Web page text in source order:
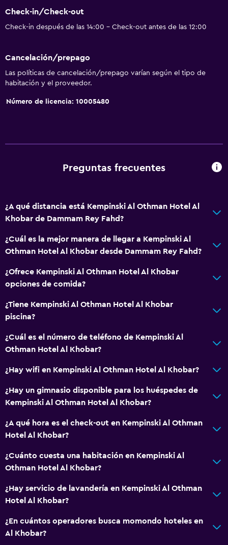
Check-in/Check-out
Check-in después de las 14:00 - Check-out antes de las 12:00
Cancelación/prepago
Las políticas de cancelación/prepago varían según el tipo de
habitación y el proveedor.
Número de licencia: 10005480
Preguntas frecuentes
¿A qué distancia está Kempinski Al Othman Hotel Al
Khobar de Dammam Rey Fahd?
¿Cuál es la mejor manera de llegar a Kempinski Al
Othman Hotel Al Khobar desde Dammam Rey Fahd?
¿Ofrece Kempinski Al Othman Hotel Al Khobar
opciones de comida?
¿Tiene Kempinski Al Othman Hotel Al Khobar
piscina?
¿Cuál es el número de teléfono de Kempinski Al
Othman Hotel Al Khobar?
¿Hay wifi en Kempinski Al Othman Hotel Al Khobar?
¿Hay un gimnasio disponible para los huéspedes de
Kempinski Al Othman Hotel Al Khobar?
¿A qué hora es el check-out en Kempinski Al Othman
Hotel Al Khobar?
¿Cuánto cuesta una habitación en Kempinski Al
Othman Hotel Al Khobar?
¿Hay servicio de lavandería en Kempinski Al Othman
Hotel Al Khobar?
¿En cuántos operadores busca momondo hoteles en
Al Khobar?